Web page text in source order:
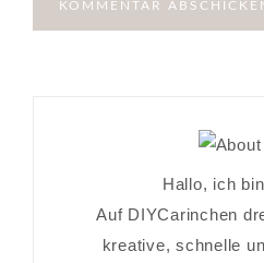
Hallo, ich
Auf DIYCarinchen
kreative, schnelle